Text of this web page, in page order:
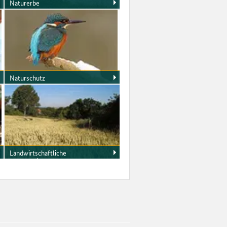
Naturerbe
Nationales Naturerbe - Ein
Projekt des Bundes.
Naturschutz
Natur in guten Händen – die
„grüne“ Geländebetreuung der
Liegenschaften des Bundes.
Landwirtschaftliche
Wertermittlung
Gutachterdienste der BImA